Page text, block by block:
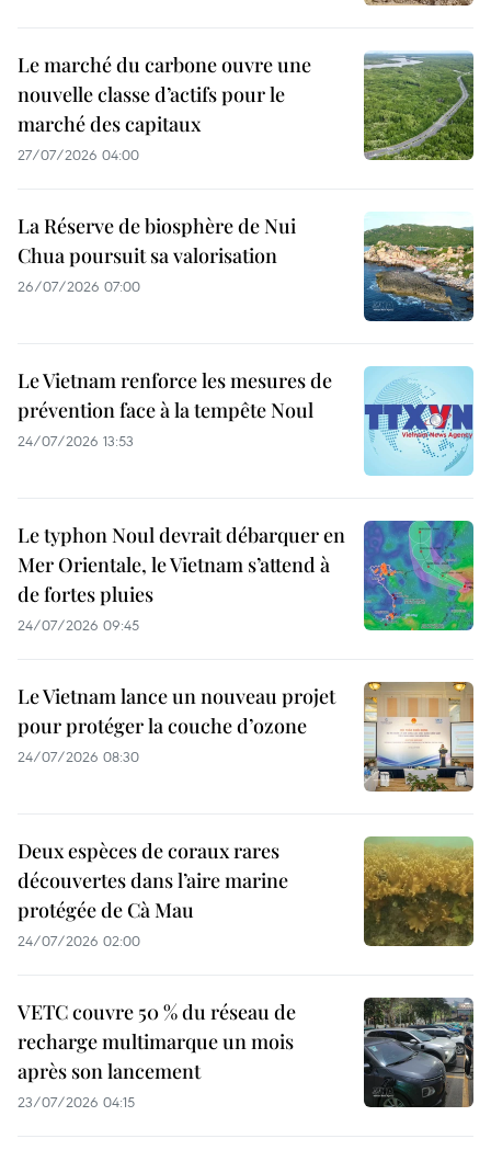
Le marché du carbone ouvre une
nouvelle classe d’actifs pour le
marché des capitaux
27/07/2026 04:00
La Réserve de biosphère de Nui
Chua poursuit sa valorisation
26/07/2026 07:00
Le Vietnam renforce les mesures de
prévention face à la tempête Noul
24/07/2026 13:53
Le typhon Noul devrait débarquer en
Mer Orientale, le Vietnam s’attend à
de fortes pluies
24/07/2026 09:45
Le Vietnam lance un nouveau projet
pour protéger la couche d’ozone
24/07/2026 08:30
Deux espèces de coraux rares
découvertes dans l’aire marine
protégée de Cà Mau
24/07/2026 02:00
VETC couvre 50 % du réseau de
recharge multimarque un mois
après son lancement
23/07/2026 04:15